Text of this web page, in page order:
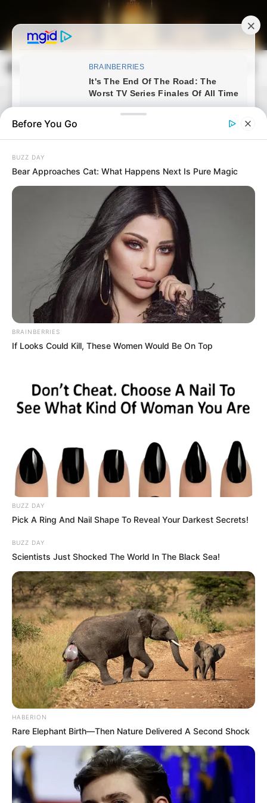
content
Magyarország Kincsei
Elárulta! ÍGY segít a háttérből
volt férjének Varga Judit
by Szerző
Before You Go
BUZZ DAY
Bear Approaches Cat: What Happens Next Is Pure Magic
BRAINBERRIES
If Looks Could Kill, These Women Would Be On Top
BUZZ DAY
Pick A Ring And Nail Shape To Reveal Your Darkest Secrets!
BUZZ DAY
Scientists Just Shocked The World In The Black Sea!
HABERION
Rare Elephant Birth—Then Nature Delivered A Second Shock